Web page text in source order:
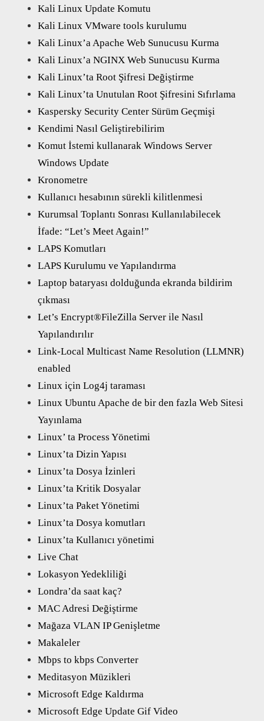
Kali Linux Update Komutu
Kali Linux VMware tools kurulumu
Kali Linux’a Apache Web Sunucusu Kurma
Kali Linux’a NGINX Web Sunucusu Kurma
Kali Linux’ta Root Şifresi Değiştirme
Kali Linux’ta Unutulan Root Şifresini Sıfırlama
Kaspersky Security Center Sürüm Geçmişi
Kendimi Nasıl Geliştirebilirim
Komut İstemi kullanarak Windows Server
Windows Update
Kronometre
Kullanıcı hesabının sürekli kilitlenmesi
Kurumsal Toplantı Sonrası Kullanılabilecek
İfade: “Let’s Meet Again!”
LAPS Komutları
LAPS Kurulumu ve Yapılandırma
Laptop bataryası dolduğunda ekranda bildirim
çıkması
Let’s Encrypt®FileZilla Server ile Nasıl
Yapılandırılır
Link-Local Multicast Name Resolution (LLMNR)
enabled
Linux için Log4j taraması
Linux Ubuntu Apache de bir den fazla Web Sitesi
Yayınlama
Linux’ ta Process Yönetimi
Linux’ta Dizin Yapısı
Linux’ta Dosya İzinleri
Linux’ta Kritik Dosyalar
Linux’ta Paket Yönetimi
Linux’ta Dosya komutları
Linux’ta Kullanıcı yönetimi
Live Chat
Lokasyon Yedekliliği
Londra’da saat kaç?
MAC Adresi Değiştirme
Mağaza VLAN IP Genişletme
Makaleler
Mbps to kbps Converter
Meditasyon Müzikleri
Microsoft Edge Kaldırma
Microsoft Edge Update Gif Video